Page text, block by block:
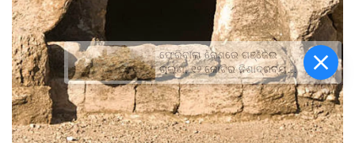
ଫେରିବାଲା ବେଶରେ ଗଞ୍ଜେଇ
ଚାଲାଣ, ୧୨ କୋଟିର ନିଶାଦ୍ରବ୍ୟ
ଜବତ